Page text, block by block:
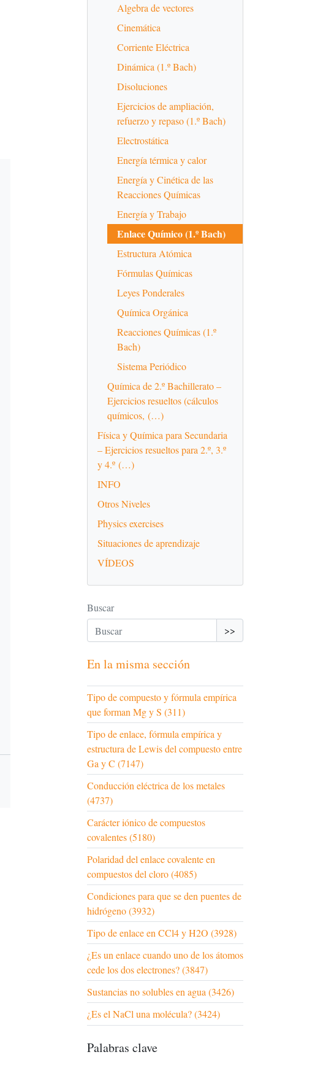
Algebra de vectores
Cinemática
Corriente Eléctrica
Dinámica (1.º Bach)
Disoluciones
Ejercicios de ampliación,
refuerzo y repaso (1.º Bach)
Electrostática
Energía térmica y calor
Energía y Cinética de las
Reacciones Químicas
Energía y Trabajo
Enlace Químico (1.º Bach)
Estructura Atómica
Fórmulas Químicas
Leyes Ponderales
Química Orgánica
Reacciones Químicas (1.º
Bach)
Sistema Periódico
Química de 2.º Bachillerato –
Ejercicios resueltos (cálculos
químicos, (…)
Física y Química para Secundaria
– Ejercicios resueltos para 2.º, 3.º
y 4.º (…)
INFO
Otros Niveles
Physics exercises
Situaciones de aprendizaje
VÍDEOS
Buscar
>>
En la misma sección
Tipo de compuesto y fórmula empírica
que forman Mg y S (311)
Tipo de enlace, fórmula empírica y
estructura de Lewis del compuesto entre
Ga y C (7147)
Conducción eléctrica de los metales
(4737)
Carácter iónico de compuestos
covalentes (5180)
Polaridad del enlace covalente en
compuestos del cloro (4085)
Condiciones para que se den puentes de
hidrógeno (3932)
Tipo de enlace en CCl4 y H2O (3928)
¿Es un enlace cuando uno de los átomos
cede los dos electrones? (3847)
Sustancias no solubles en agua (3426)
¿Es el NaCl una molécula? (3424)
Palabras clave